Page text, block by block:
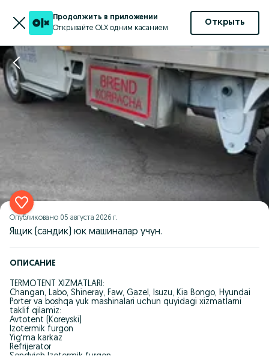
Продолжить в приложении
Открывайте OLX одним касанием
Открыть
Опубликовано 05 августа 2026 г.
Ящик (сандик) юк машиналар учун.
ОПИСАНИЕ
TERMOTENT XIZMATLARI:
Changan, Labo, Shineray, Faw, Gazel, Isuzu, Kia Bongo, Hyundai
Porter va boshqa yuk mashinalari uchun quyidagi xizmatlarni
taklif qilamiz:
Avtotent (Koreyski)
Izotermik furgon
Yig‘ma karkaz
Refrijerator